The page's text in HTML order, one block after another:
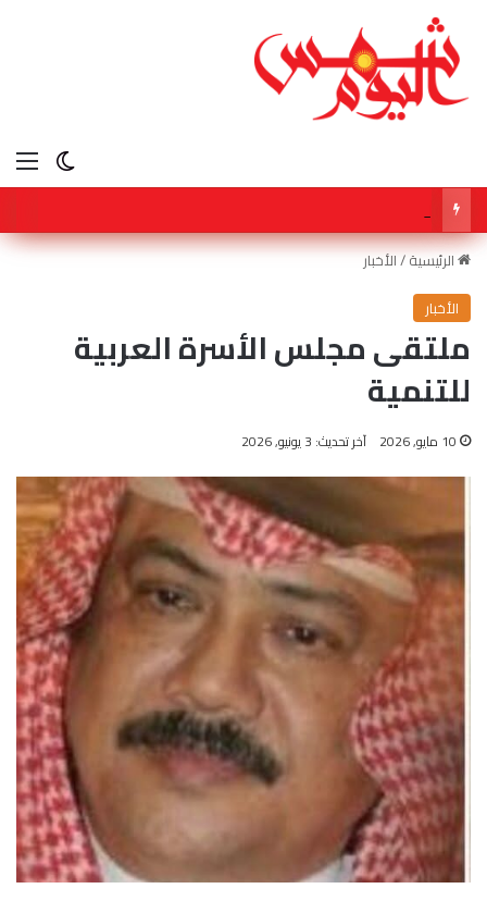
شكوك بشأن مضيق هرمز ترفع النفط مع ترقب بيانات الوظائف
الرئيسية/الأخبار
الأخبار
ملتقى مجلس الأسرة العربية
للتنمية
10 مايو, 2026 آخر تحديث: 3 يونيو, 2026